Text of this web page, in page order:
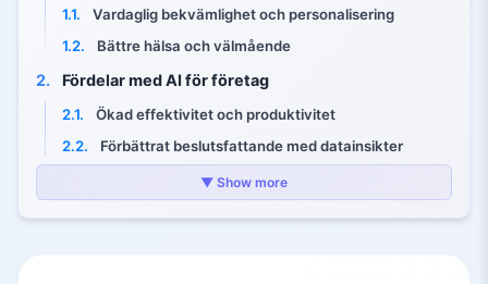
1.1.
Vardaglig bekvämlighet och personalisering
1.2.
Bättre hälsa och välmående
2. Fördelar med AI för företag
2.1.
Ökad effektivitet och produktivitet
2.2.
Förbättrat beslutsfattande med datainsikter
Förbättrad kundupplevelse och personalisering
▼ Show more